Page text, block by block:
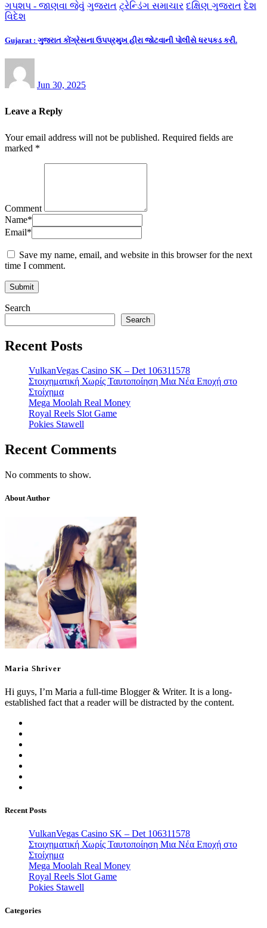
ગપશપ - જાણવા જેવું ગુજરાત ટ્રેન્ડિંગ સમાચાર દક્ષિણ ગુજરાત દેશ
વિદેશ
Gujarat : ગુજરાત કોંગ્રેસના ઉપપ્રમુખ હીરા જોટવાની પોલીસે ધરપકડ કરી.
Jun 30, 2025
Leave a Reply
Your email address will not be published. Required fields are
marked *
Comment
Name*
Email*
Save my name, email, and website in this browser for the next
time I comment.
Search
Search
Recent Posts
VulkanVegas Casino SK – Det 106311578
Στοιχηματική Χωρίς Ταυτοποίηση Μια Νέα Εποχή στο
Στοίχημα
Mega Moolah Real Money
Royal Reels Slot Game
Pokies Stawell
Recent Comments
No comments to show.
About Author
Maria Shriver
Hi guys, I’m Maria a full-time Blogger & Writer. It is a long-
established fact that a reader will be distracted by the content.
Recent Posts
VulkanVegas Casino SK – Det 106311578
Στοιχηματική Χωρίς Ταυτοποίηση Μια Νέα Εποχή στο
Στοίχημα
Mega Moolah Real Money
Royal Reels Slot Game
Pokies Stawell
Categories